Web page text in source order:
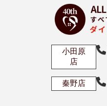
小田原
店
秦野店